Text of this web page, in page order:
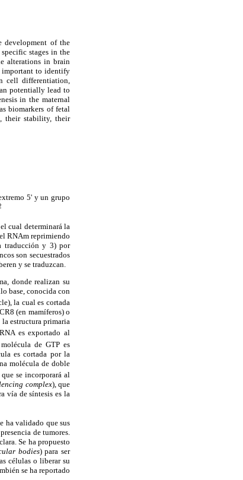
development of the
stages in the
alterations in brain
important to identify
cell differentiation,
potentially lead to
in the maternal
biomarkers of fetal
their stability, their
5' y un grupo
cual determinará la
RNAm reprimiendo
traducción y 3) por
son secuestrados
y se traduzcan.
donde realizan su
base, conocida con
la cual es cortada
(en mamíferos) o
la estructura primaria
es exportado al
de GTP es
es cortada por la
molécula de doble
se incorporará al
complex), que
vía de síntesis es la
ha validado que sus
de tumores.
Se ha propuesto
bodies) para ser
células o liberar su
se ha reportado